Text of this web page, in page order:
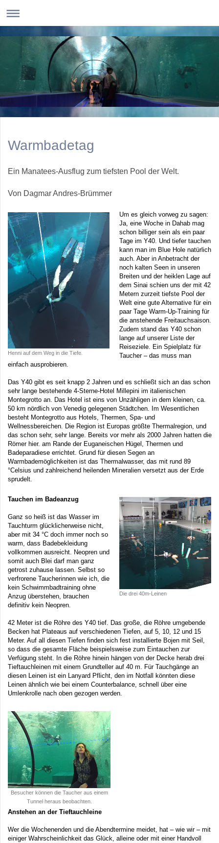
Warmbadetag
Ein Manatees-Ausflug zum tiefsten Pool der Welt.
Von Dagmar Andres-Brümmer
Henni auf dem Weg in die Tiefe.
Um es gleich vorweg zu sagen:
Ja, eine Woche in Dahab mag
schon billiger sein als ein paar
Tage im Y40. Und tiefer tauchen
kann man im Blue Hole natürlich
auch. Aber in Anbetracht der
noch kalten Seen in unseren
Breiten und der heiklen Lage auf
dem Sinai schien uns der mit 42
Metern zurzeit tiefste Pool der
Welt eine gute Alternative für ein
paar Tage Warm-Up-Training für
die anstehende Freitauchsaison.
Zudem stand das Y40 schon
lange auf unserer Liste der
Reiseziele. Ein Spielplatz für
Taucher – das muss man
einfach ausprobieren.
Das Y40 gibt es seit knapp 2 Jahren und es schließt sich an das schon
sehr lange bestehende 4-Sterne-Hotel Millepini im italienischen
Montegrotto an. Das Hotel ist eins von Unzähligen in dem kleinen, ca.
50 km nördlich von Venedig gelegenen Städtchen. Im Wesentlichen
besteht Montegrotto aus Hotels, Thermen, Spa- und
Wellnessbereichen. Die Region ist Europas größte Thermalregion, und
das schon sehr, sehr lange. Bereits vor mehr als 2000 Jahren hatten die
Römer hier. am Rande der Euganeischen Hügel, Thermen und
Badeparadiese errichtet. Grund für diesen Segen an
Warmbademöglichkeiten ist das Thermalwasser, das mit rund 89
°Celsius und zahlreichend heilenden Mineralien versetzt aus der Erde
sprudelt.
Die drei 40m-Leinen
Tauchen im Badeanzug
Ganz so heiß ist das Wasser im
Tauchturm glücklicherweise nicht,
aber mit 34 °C doch immer noch so
warm, dass Badebekleidung
vollkommen ausreicht. Neopren und
somit auch Blei darf man ganz
getrost zuhause lassen. Selbst so
verfrorene Taucherinnen wie ich, die
kein Schwimmbadtraining ohne
Anzug überstehen, brauchen
definitiv kein Neopren.
42 Meter ist die Röhre des Y40 tief. Das große, die Röhre umgebende
Becken hat Plateaus auf verschiedenen Tiefen, auf 5, 10, 12 und 15
Meter. Auf all diesen Tiefen finden sich fest installierte Bojen mit Seil,
so dass die gesamte Fläche beispielsweise zum Eintauchen zur
Verfügung steht. In die Röhre hinein hängen von der Decke herab drei
Tieftauchleinen mit einem Grundteller auf 40 m. Für Tauchgänge an
diesen Leinen ist ein Lanyard Pflicht, den im Notfall könnten diese
Leinen ähnlich wie bei einem Counterbalance, schnell über eine
Umlenkrolle nach oben gezogen werden.
Besucher können die Taucher aus einem
Tunnel heraus beobachten.
Anstehen an der Tieftauchleine
Wer die Wochenenden und die Abendtermine meidet, hat – wie wir – mit
einiger Wahrscheinlichkeit das Glück, alleine oder mit einer Handvoll